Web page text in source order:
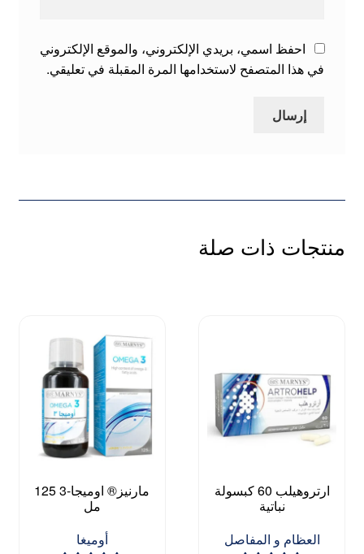
احفظ اسمي، بريدي الإلكتروني، والموقع الإلكتروني
في هذا المتصفح لاستخدامها المرة المقبلة في تعليقي.
منتجات ذات صلة
ارتروهيلب 60 كبسولة
نباتية
العظام و المفاصل
مارنيز® اوميجا-3 125
مل
أوميغا